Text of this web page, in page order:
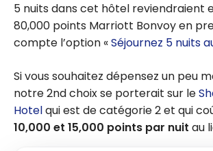
5 nuits dans cet hôtel reviendraient
80,000 points Marriott Bonvoy en
compte l’option «Séjournez 5 nuits
Si vous souhaitez dépensez un peu
notre 2nd choix se porterait sur le
Hotelqui est de catégorie 2 et qui
10,000 et 15,000 points par nuit au